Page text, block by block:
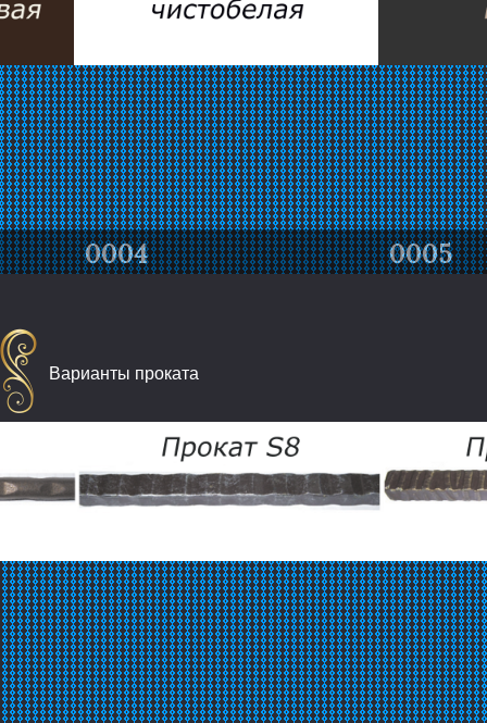
0005 0006
Варианты проката